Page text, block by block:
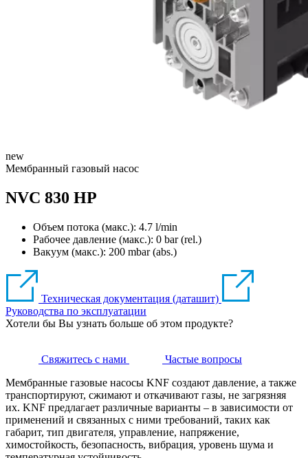
new
Мембранный газовый насос
NVC 830 HP
Объем потока (макс.): 4.7 l/min
Рабочее давление (макс.): 0 bar (rel.)
Вакуум (макс.): 200 mbar (abs.)
Техническая документация (даташит)
Руководства по эксплуатации
Хотели бы Вы узнать больше об этом продукте?
Свяжитесь с нами
Частые вопросы
Мембранные газовые насосы KNF создают давление, а также
транспортируют, сжимают и откачивают газы, не загрязняя
их. KNF предлагает различные варианты – в зависимости от
применений и связанных с ними требований, таких как
габарит, тип двигателя, управление, напряжение,
химостойкость, безопасность, вибрация, уровень шума и